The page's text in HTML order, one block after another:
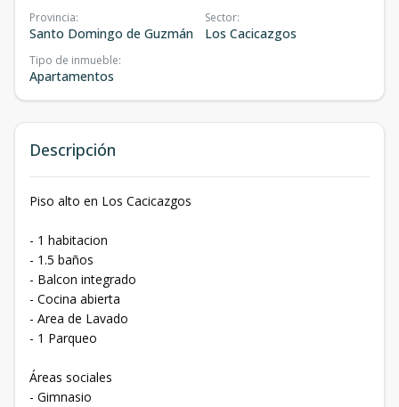
Provincia:
Santo Domingo de Guzmán
Sector:
Los Cacicazgos
Tipo de inmueble:
Apartamentos
Descripción
Piso alto en Los Cacicazgos
- 1 habitacion
- 1.5 baños
- Balcon integrado
- Cocina abierta
- Area de Lavado
- 1 Parqueo
Áreas sociales
- Gimnasio